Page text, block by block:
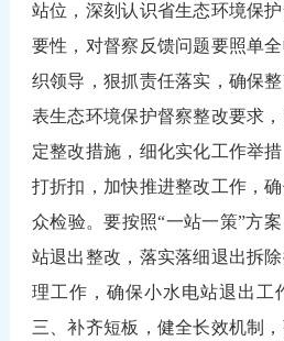
站位，深刻认识省生态环境保
要性，对督察反馈问题要照单
织领导，狠抓责任落实，确保
表生态环境保护督察整改要求
定整改措施，细化实化工作举
打折扣，加快推进整改工作，
众检验。要按照“一站一策”方
站退出整改，落实落细退出拆
理工作，确保小水电站退出工
三、补齐短板，健全长效机制